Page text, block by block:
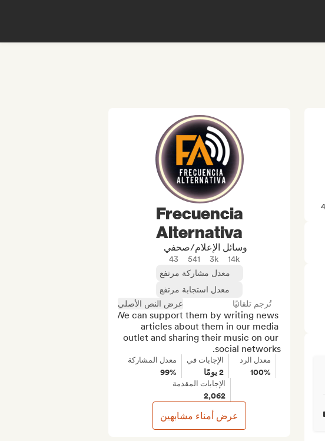
Frecuencia
Alternativa
وسائل الإعلام/صحفي
14k
3k
541
43
معدل مشاركة مرتفع
معدل استجابة مرتفع
تُرجم تلقائيًا
عرض النص الأصلي
We can support them by writing news
articles about them in our media
outlet and sharing their music on our
social networks.
معدل الرد
100%
الإجابات في
2 يومًا
معدل المشاركة
99%
الإجابات المقدمة
2,062
عرض أمناء مشابهين